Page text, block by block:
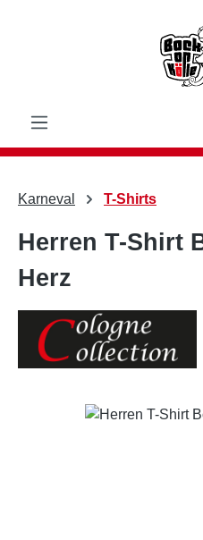
Karneval T-Shirts
Herren T-Shirt
Herz
Bildergalerie überspringen